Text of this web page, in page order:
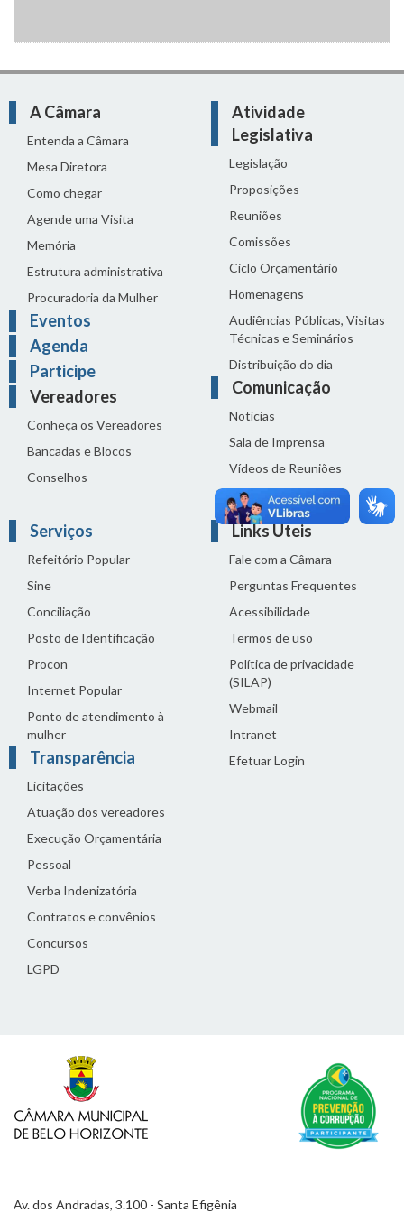
A Câmara
Entenda a Câmara
Mesa Diretora
Como chegar
Agende uma Visita
Memória
Estrutura administrativa
Procuradoria da Mulher
Eventos
Agenda
Participe
Vereadores
Conheça os Vereadores
Bancadas e Blocos
Conselhos
Atividade
Legislativa
Legislação
Proposições
Reuniões
Comissões
Ciclo Orçamentário
Homenagens
Audiências Públicas, Visitas
Técnicas e Seminários
Distribuição do dia
Comunicação
Notícias
Sala de Imprensa
Vídeos de Reuniões
Solenidades
Serviços
Refeitório Popular
Sine
Conciliação
Posto de Identificação
Procon
Internet Popular
Ponto de atendimento à
mulher
Transparência
Licitações
Atuação dos vereadores
Execução Orçamentária
Pessoal
Verba Indenizatória
Contratos e convênios
Concursos
LGPD
Links Úteis
Fale com a Câmara
Perguntas Frequentes
Acessibilidade
Termos de uso
Política de privacidade
(SILAP)
Webmail
Intranet
Efetuar Login
Av. dos Andradas, 3.100 - Santa Efigênia